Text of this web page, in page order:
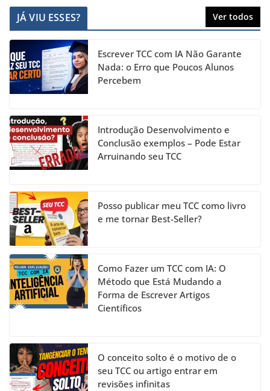
c
e
b
o
o
k
a
gr
a
m
k
e
dI
n
er T
u
b
e
h
a
n
el
JÁ VIU ESSES? Ver todos
Escrever TCC com IA Não Garante
Nada: o Erro que Poucos Alunos
Percebem
Introdução Desenvolvimento e
Conclusão exemplos – Pode Estar
Arruinando seu TCC
Posso publicar meu TCC como livro
e me tornar Best-Seller?
Como Fazer um TCC com IA: O
Método que Está Mudando a
Forma de Escrever Artigos
Científicos
O conceito solto é o motivo de o
seu TCC ou artigo entrar em
revisões infinitas